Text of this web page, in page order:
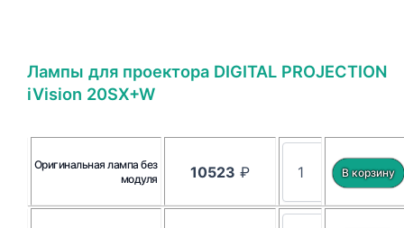
Лампы для проектора DIGITAL PROJECTION
iVision 20SX+W
Оригинальная лампа без
модуля
10523 ₽